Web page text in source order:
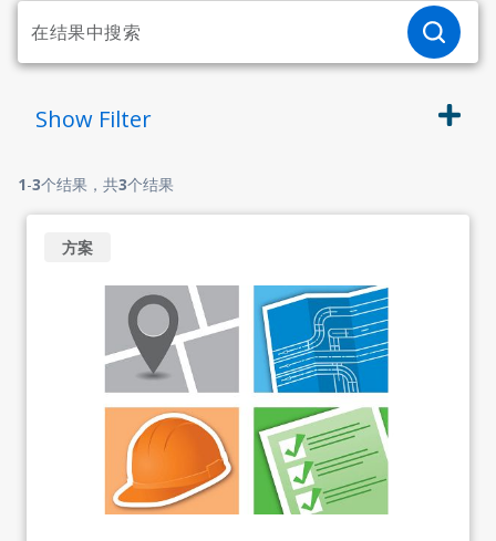
Show Filter
1-3个结果，共3个结果
方案